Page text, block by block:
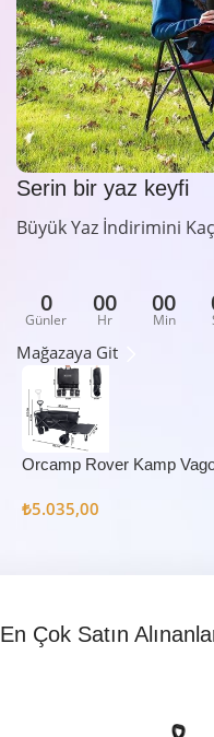
Serin bir yaz keyfi
Büyük Yaz İndirimini
0
Günler
00
Hr
00
Min
Mağazaya Git
Orcamp Rover Kamp
₺5.035,00
En Çok Satın